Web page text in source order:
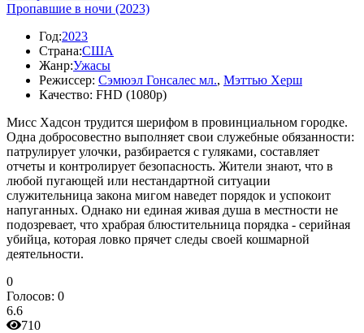
Пропавшие в ночи (2023)
Год:2023
Страна:США
Жанр:Ужасы
Режиссер: Сэмюэл Гонсалес мл., Мэттью Херш
Качество: FHD (1080p)
Мисс Хадсон трудится шерифом в провинциальном городке.
Одна добросовестно выполняет свои служебные обязанности:
патрулирует улочки, разбирается с гуляками, составляет
отчеты и контролирует безопасность. Жители знают, что в
любой пугающей или нестандартной ситуации
служительница закона мигом наведет порядок и успокоит
напуганных. Однако ни единая живая душа в местности не
подозревает, что храбрая блюстительница порядка - серийная
убийца, которая ловко прячет следы своей кошмарной
деятельности.
0
Голосов: 0
6.6
710